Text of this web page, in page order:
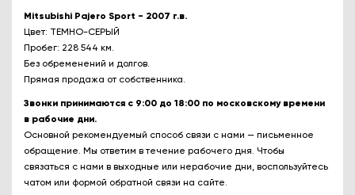
Mitsubishi Pajero Sport - 2007 г.в.
Цвет: ТЕМНО-СЕРЫЙ
Пробег: 228 544 км.
Без обременений и долгов.
Прямая продажа от собственника.
Звонки принимаются с 9:00 до 18:00 по московскому времени
в рабочие дни.
Основной рекомендуемый способ связи с нами — письменное
обращение. Мы ответим в течение рабочего дня. Чтобы
связаться с нами в выходные или нерабочие дни, воспользуйтесь
чатом или формой обратной связи на сайте.